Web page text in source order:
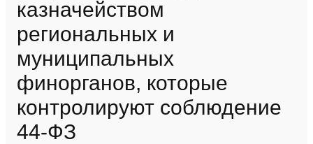
казначейством
региональных и
муниципальных
финорганов, которые
контролируют соблюдение
44-ФЗ